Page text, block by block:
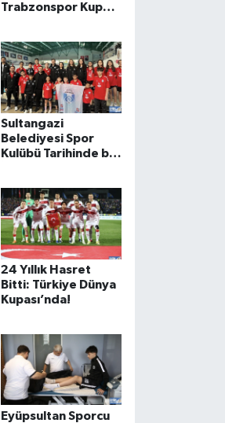
Trabzonspor Kupayı
Sultangazi
Belediyesi Spor
Kulübü Tarihinde bir
24 Yıllık Hasret
Bitti: Türkiye Dünya
Kupası’nda!
Eyüpsultan Sporcu